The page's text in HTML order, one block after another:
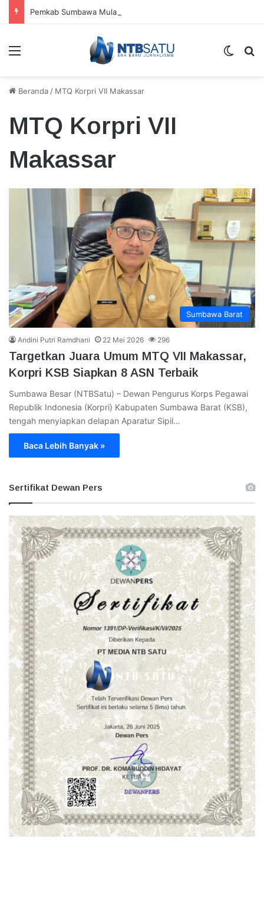
Menu
Beranda / MTQ Korpri VII Makassar
MTQ Korpri VII
Makassar
Sumbawa Barat
Andini Putri Ramdhani 22 Mei 2026 296
Targetkan Juara Umum MTQ VII Makassar,
Korpri KSB Siapkan 8 ASN Terbaik
Sumbawa Besar (NTBSatu) – Dewan Pengurus Korps Pegawai
Republik Indonesia (Korpri) Kabupaten Sumbawa Barat (KSB),
tengah menyiapkan delapan Aparatur Sipil…
Baca Lebih Banyak »
Sertifikat Dewan Pers